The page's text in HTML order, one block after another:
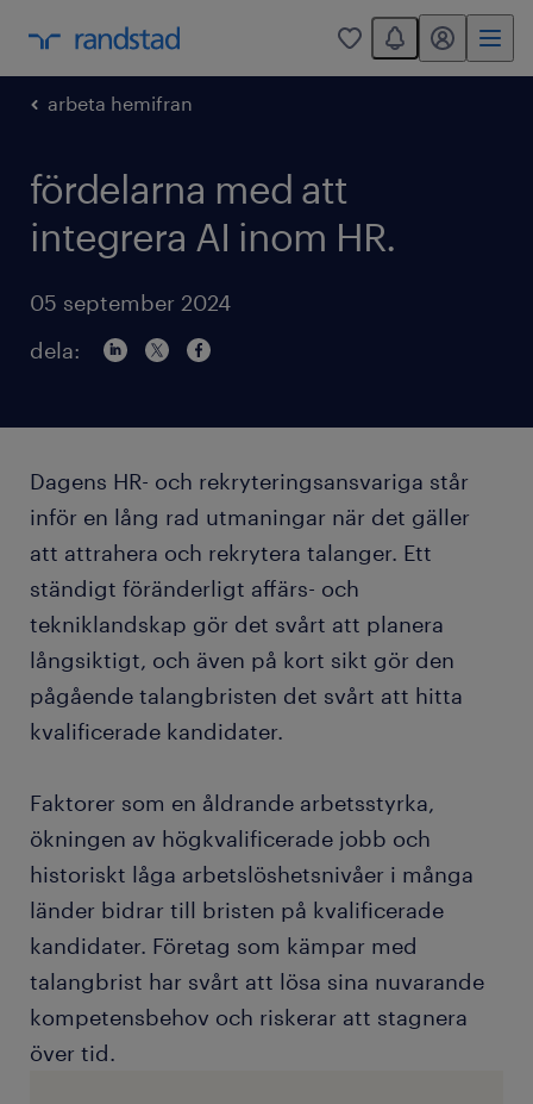
0
You have 0
mitt randstad
arbeta hemifran
fördelarna med att
integrera AI inom HR.
05 september 2024
dela:
Dagens HR- och rekryteringsansvariga står
inför en lång rad utmaningar när det gäller
att attrahera och rekrytera talanger. Ett
ständigt föränderligt affärs- och
tekniklandskap gör det svårt att planera
långsiktigt, och även på kort sikt gör den
pågående talangbristen det svårt att hitta
kvalificerade kandidater.
Faktorer som en åldrande arbetsstyrka,
ökningen av högkvalificerade jobb och
historiskt låga arbetslöshetsnivåer i många
länder bidrar till bristen på kvalificerade
kandidater. Företag som kämpar med
talangbrist har svårt att lösa sina nuvarande
kompetensbehov och riskerar att stagnera
över tid.